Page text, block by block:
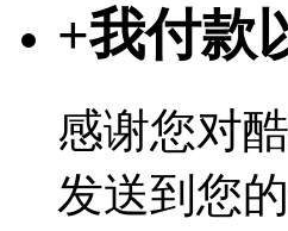
+我付款
感谢您对
发送到您